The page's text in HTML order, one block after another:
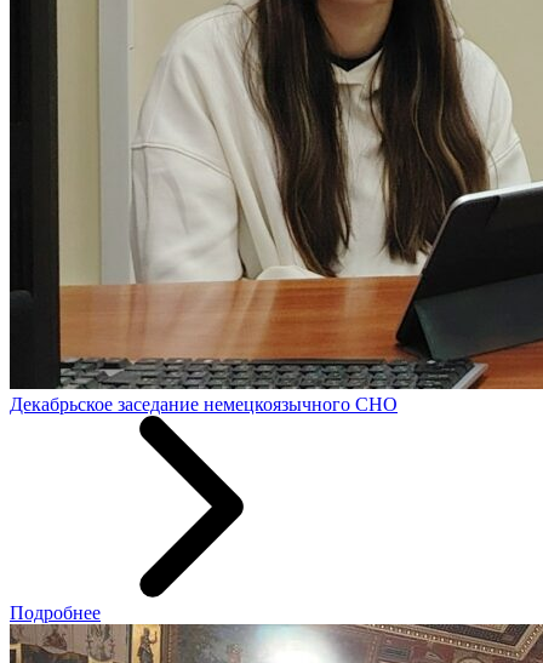
Декабрьское заседание немецкоязычного СНО
Подробнее